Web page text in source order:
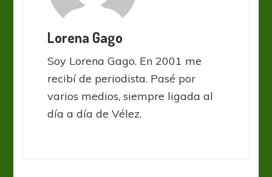
Lorena Gago
Soy Lorena Gago. En 2001 me
recibí de periodista. Pasé por
varios medios, siempre ligada al
día a día de Vélez.